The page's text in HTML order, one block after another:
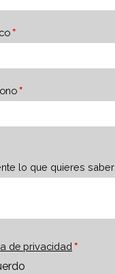
lo que quieres saber
de privacidad